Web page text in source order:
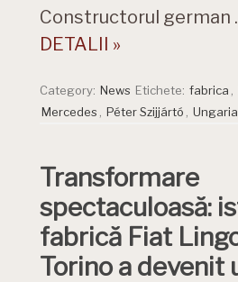
Constructorul german
DETALII »
Category: News Etichete: fabrica
Mercedes
Péter Szijjártó Ungaria
Transformare
spectaculoasă:
fabrică Fiat
Torino a devenit